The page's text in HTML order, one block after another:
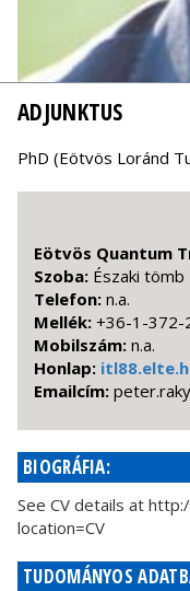
ADJUNKTUS
PhD (Eötvös Loránd
Eötvös Quantum
Szoba: Északi tömb
Telefon: n.a.
Mellék: +36-1-372-
Mobilszám: n.a.
Honlap:
Emailcím:
BIOGRÁFIA:
See CV details at
location=CV
TUDOMÁNYOS